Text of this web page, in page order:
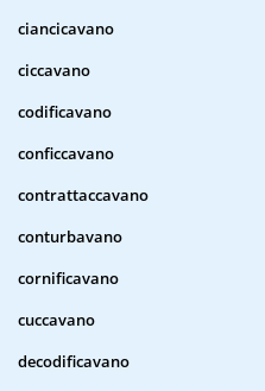
ciancicavano
ciccavano
codificavano
conficcavano
contrattaccavano
conturbavano
cornificavano
cuccavano
decodificavano